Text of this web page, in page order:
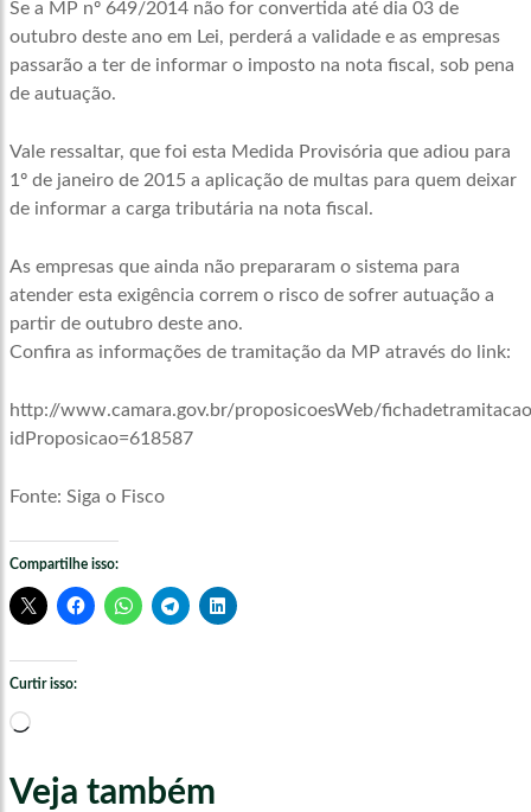
Se a MP nº 649/2014 não for convertida até dia 03 de
outubro deste ano em Lei, perderá a validade e as empresas
passarão a ter de informar o imposto na nota fiscal, sob pena
de autuação.
Vale ressaltar, que foi esta Medida Provisória que adiou para
1º de janeiro de 2015 a aplicação de multas para quem deixar
de informar a carga tributária na nota fiscal.
As empresas que ainda não prepararam o sistema para
atender esta exigência correm o risco de sofrer autuação a
partir de outubro deste ano.
Confira as informações de tramitação da MP através do link:
http://www.camara.gov.br/proposicoesWeb/
idProposicao=618587
Fonte: Siga o Fisco
Compartilhe isso:
Curtir isso:
Carregando...
Veja também